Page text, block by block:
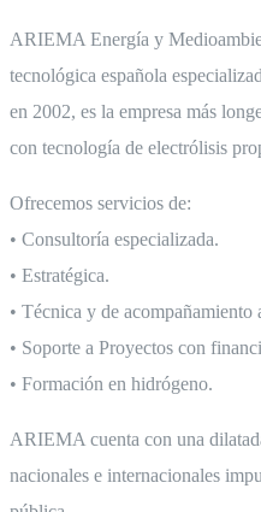
ARIEMA Energía y
tecnológica española
en 2002, es la empresa más
con tecnología de electrólisis
Ofrecemos servicios de:
• Consultoría especializada.
• Estratégica.
• Técnica y de acompañamiento
• Soporte a Proyectos con
• Formación en hidrógeno.
ARIEMA cuenta con una
nacionales e internacionales